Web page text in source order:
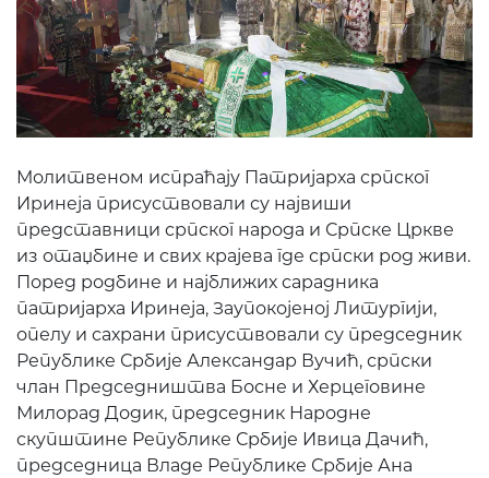
Молитвеном испраћају Патријарха српског
Иринеја присуствовали су највиши
представници српског народа и Српске Цркве
из отаџбине и свих крајева где српски род живи.
Поред родбине и најближих сарадника
патријарха Иринеја, Заупокојеној Литургији,
опелу и сахрани присуствовали су председник
Републике Србије Александар Вучић, српски
члан Председништва Босне и Херцеговине
Милорад Додик, председник Народне
скупштине Републике Србије Ивица Дачић,
председница Владе Републике Србије Ана